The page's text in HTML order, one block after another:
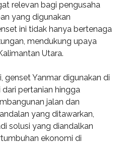
relevan bagi pengusaha
yang digunakan
ini tidak hanya bertenaga
mendukung upaya
Utara.
genset Yanmar digunakan di
pertanian hingga
jalan dan
yang ditawarkan,
solusi yang diandalkan
ekonomi di